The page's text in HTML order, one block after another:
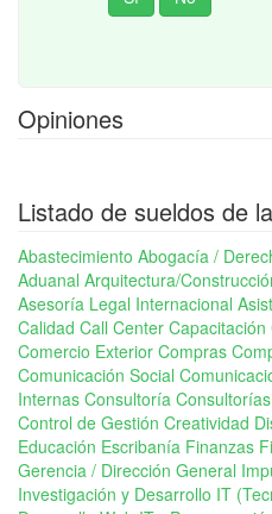
Opiniones
Listado de sueldos de
Abastecimiento Abogacía /
Aduanal Arquitectura/
Asesoría Legal Internacional
Calidad Call Center
Comercio Exterior Compras
Comunicación Social
Internas Consultoría
Control de Gestión Creatividad
Educación Escribanía Finanzas
Gerencia / Dirección General
Investigación y Desarrollo IT